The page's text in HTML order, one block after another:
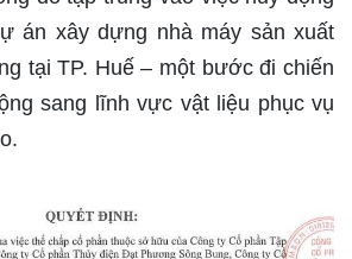
án xây dựng nhà máy sản xuất
tại TP. Huế – một bước đi chiến
sang lĩnh vực vật liệu phục vụ